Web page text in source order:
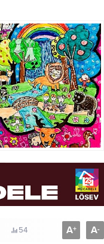
54 A+ A-